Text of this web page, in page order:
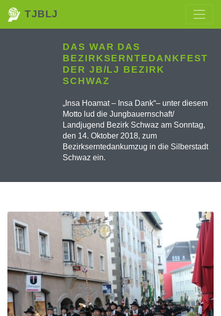
TJBLJ
DAS WAR DAS
BEZIRKSERNTEDANKFEST
DER JB/LJ BEZIRK
SCHWAZ
„Insa Hoamat – Insa Dank“– unter diesem
Motto lud die Jungbauernschaft/
Landjugend Bezirk Schwaz am Sonntag,
den 14. Oktober 2018, zum
Bezirkserntedankumzug in die Silberstadt
Schwaz ein.